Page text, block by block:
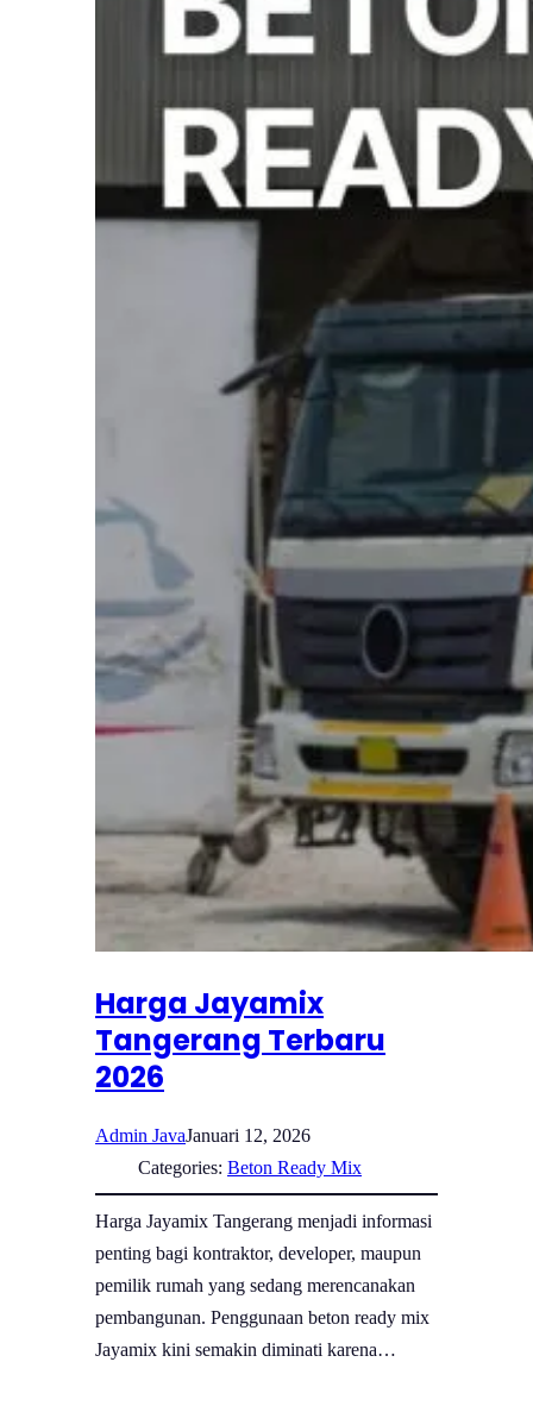
Harga Jayamix
Tangerang Terbaru
2026
Admin JavaJanuari 12, 2026
Categories: Beton Ready Mix
Harga Jayamix Tangerang menjadi informasi
penting bagi kontraktor, developer, maupun
pemilik rumah yang sedang merencanakan
pembangunan. Penggunaan beton ready mix
Jayamix kini semakin diminati karena…